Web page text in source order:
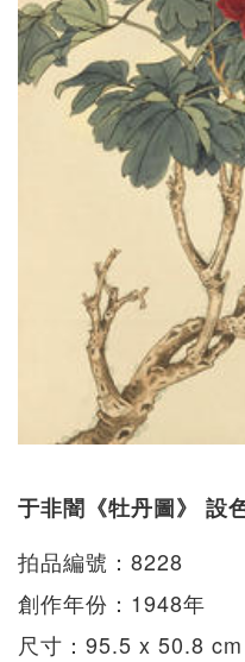
于非闇《牡丹圖》 設
拍品編號：8228
創作年份：1948年
尺寸：95.5 x 50.8 cm